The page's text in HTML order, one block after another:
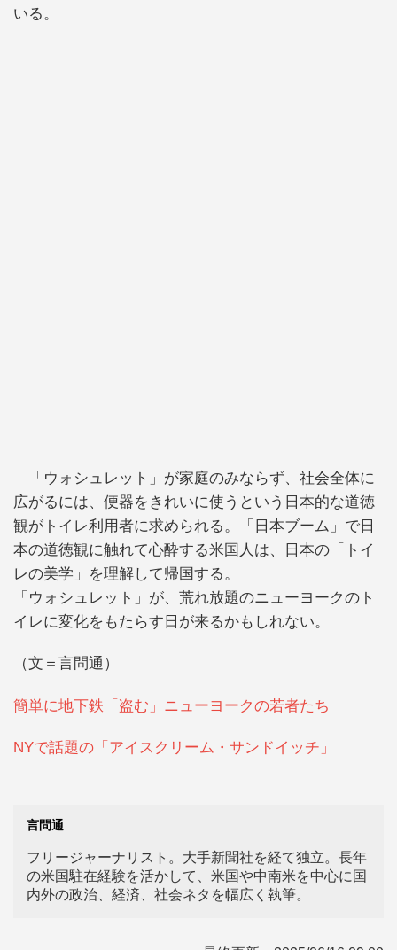
いる。
「ウォシュレット」が家庭のみならず、社会全体に
広がるには、便器をきれいに使うという日本的な道徳
観がトイレ利用者に求められる。「日本ブーム」で日
本の道徳観に触れて心酔する米国人は、日本の「トイ
レの美学」を理解して帰国する。
「ウォシュレット」が、荒れ放題のニューヨークのト
イレに変化をもたらす日が来るかもしれない。
（文＝言問通）
簡単に地下鉄「盗む」ニューヨークの若者たち
NYで話題の「アイスクリーム・サンドイッチ」
言問通
フリージャーナリスト。大手新聞社を経て独立。長年
の米国駐在経験を活かして、米国や中南米を中心に国
内外の政治、経済、社会ネタを幅広く執筆。